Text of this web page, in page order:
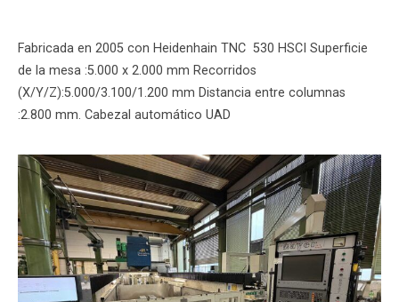
Fabricada en 2005 con Heidenhain TNC 530 HSCI Superficie
de la mesa :5.000 x 2.000 mm Recorridos
(X/Y/Z):5.000/3.100/1.200 mm Distancia entre columnas
:2.800 mm. Cabezal automático UAD